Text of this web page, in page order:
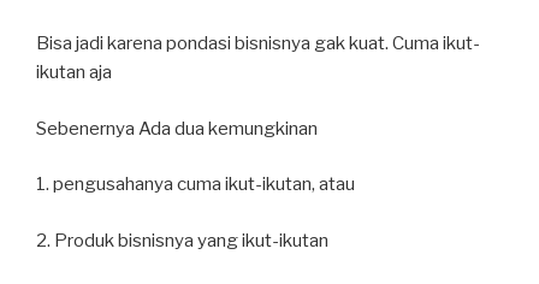
Bisa jadi karena pondasi bisnisnya gak kuat. Cuma ikut-
ikutan aja
Sebenernya Ada dua kemungkinan
1. pengusahanya cuma ikut-ikutan, atau
2. Produk bisnisnya yang ikut-ikutan